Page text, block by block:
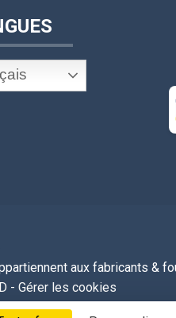
aux fabricants &
- Gérer les cookies